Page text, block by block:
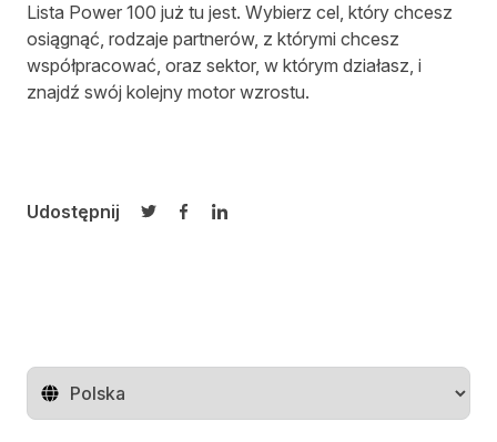
Lista Power 100 już tu jest. Wybierz cel, który chcesz
osiągnąć, rodzaje partnerów, z którymi chcesz
współpracować, oraz sektor, w którym działasz, i
znajdź swój kolejny motor wzrostu.
Udostępnij
Udostępnij na Twitterze
Udostępnij na Facebooku
Udostępnij na LinkedIn
Zmień region